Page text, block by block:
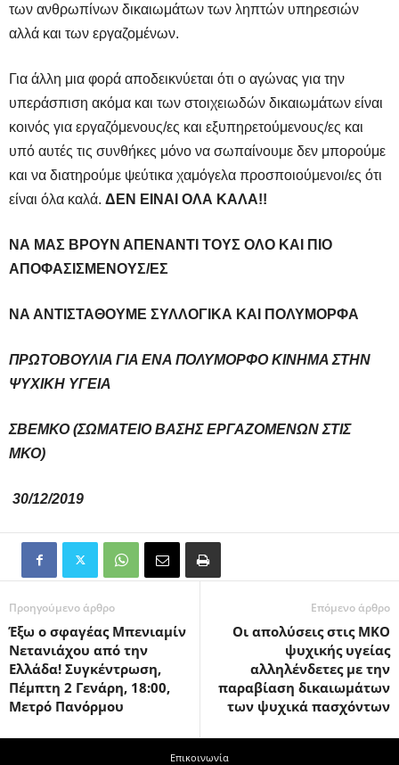
των ανθρωπίνων δικαιωμάτων των ληπτών υπηρεσιών
αλλά και των εργαζομένων.
Για άλλη μια φορά αποδεικνύεται ότι ο αγώνας για την
υπεράσπιση ακόμα και των στοιχειωδών δικαιωμάτων είναι
κοινός για εργαζόμενους/ες και εξυπηρετούμενους/ες και
υπό αυτές τις συνθήκες μόνο να σωπαίνουμε δεν μπορούμε
και να διατηρούμε ψεύτικα χαμόγελα προσποιούμενοι/ες ότι
είναι όλα καλά. ΔΕΝ ΕΙΝΑΙ ΟΛΑ ΚΑΛΑ!!
ΝΑ ΜΑΣ ΒΡΟΥΝ ΑΠΕΝΑΝΤΙ ΤΟΥΣ ΟΛΟ ΚΑΙ ΠΙΟ
ΑΠΟΦΑΣΙΣΜΕΝΟΥΣ/ΕΣ
ΝΑ ΑΝΤΙΣΤΑΘΟΥΜΕ ΣΥΛΛΟΓΙΚΑ ΚΑΙ ΠΟΛΥΜΟΡΦΑ
ΠΡΩΤΟΒΟΥΛΙΑ ΓΙΑ ΕΝΑ ΠΟΛΥΜΟΡΦΟ ΚΙΝΗΜΑ ΣΤΗΝ
ΨΥΧΙΚΗ ΥΓΕΙΑ
ΣΒΕΜΚΟ (ΣΩΜΑΤΕΙΟ ΒΑΣΗΣ ΕΡΓΑΖΟΜΕΝΩΝ ΣΤΙΣ
ΜΚΟ)
30/12/2019
Προηγούμενο άρθρο
Έξω ο σφαγέας Μπενιαμίν
Νετανιάχου από την
Ελλάδα! Συγκέντρωση,
Πέμπτη 2 Γενάρη, 18:00,
Μετρό Πανόρμου
Επόμενο άρθρο
Οι απολύσεις στις ΜΚΟ
ψυχικής υγείας
αλληλένδετες με την
παραβίαση δικαιωμάτων
των ψυχικά πασχόντων
Επικοινωνία